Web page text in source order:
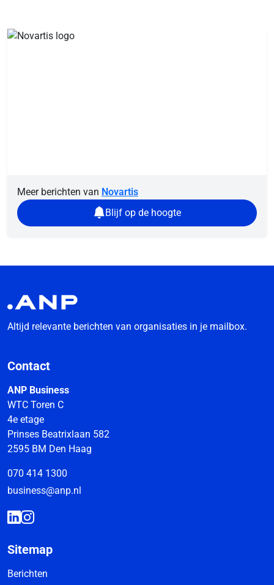
Meer berichten van Novartis
Blijf op de hoogte
Altijd relevante berichten van organisaties in je mailbox.
Contact
ANP Business
WTC Toren C
4e etage
Prinses Beatrixlaan 582
2595 BM Den Haag
070 414 1300
business@anp.nl
Sitemap
Berichten